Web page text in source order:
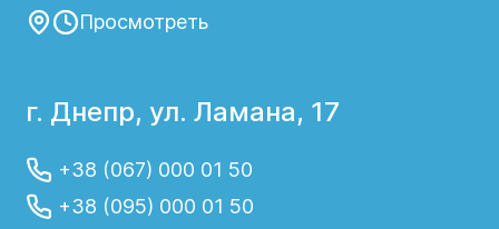
Просмотреть
г. Днепр, ул. Ламана, 17
+38 (067) 000 01 50
+38 (095) 000 01 50